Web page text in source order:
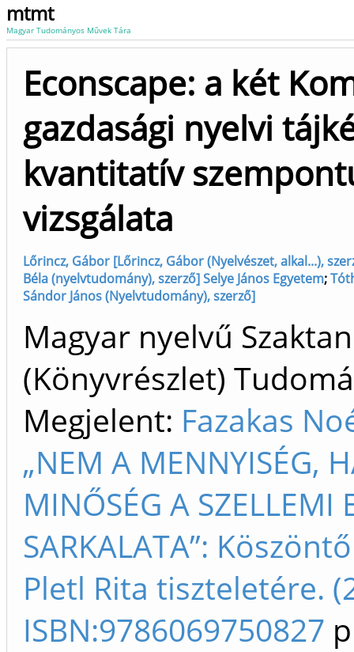
mtmt
Magyar Tudományos Művek Tára
Econscape: a két
gazdasági nyelvi
kvantitatív
vizsgálata
Lőrincz, Gábor [Lőrincz, Gábor (Nyelvészet, alkal...),
Béla (nyelvtudomány), szerző] Selye János Egyetem;
Sándor János (Nyelvtudomány), szerző]
Magyar nyelvű
(Könyvrészlet)
Megjelent: Fazakas
„NEM A MENNYISÉG,
MINŐSÉG A SZELLEMI
SARKALATA”:
Pletl Rita tiszteletére.
ISBN:9786069750827